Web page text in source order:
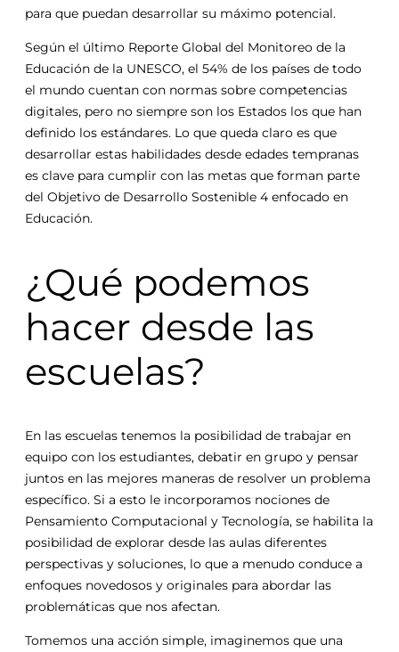
para que puedan desarrollar su máximo potencial.
Según el último Reporte Global del Monitoreo de la
Educación de la UNESCO, el 54% de los países de todo
el mundo cuentan con normas sobre competencias
digitales, pero no siempre son los Estados los que han
definido los estándares. Lo que queda claro es que
desarrollar estas habilidades desde edades tempranas
es clave para cumplir con las metas que forman parte
del Objetivo de Desarrollo Sostenible 4 enfocado en
Educación.
¿Qué podemos
hacer desde las
escuelas?
En las escuelas tenemos la posibilidad de trabajar en
equipo con los estudiantes, debatir en grupo y pensar
juntos en las mejores maneras de resolver un problema
específico. Si a esto le incorporamos nociones de
Pensamiento Computacional y Tecnología, se habilita la
posibilidad de explorar desde las aulas diferentes
perspectivas y soluciones, lo que a menudo conduce a
enfoques novedosos y originales para abordar las
problemáticas que nos afectan.
Tomemos una acción simple, imaginemos que una